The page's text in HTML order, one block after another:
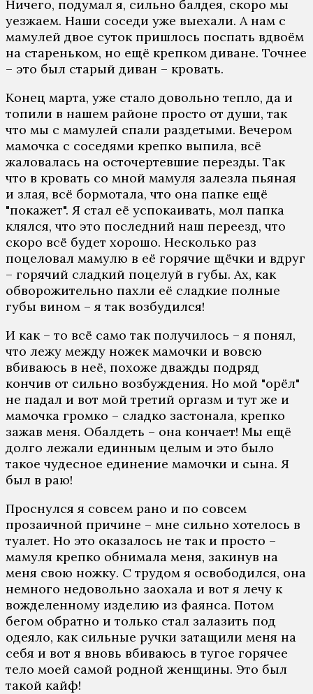
Ничего, подумал я, сильно балдея, скоро мы
уезжаем. Наши соседи уже выехали. А нам с
мамулей двое суток пришлось поспать вдвоём
на стареньком, но ещё крепком диване. Точнее
– это был старый диван – кровать.
Конец марта, уже стало довольно тепло, да и
топили в нашем районе просто от души, так
что мы с мамулей спали раздетыми. Вечером
мамочка с соседями крепко выпила, всё
жаловалась на осточертевшие перезды. Так
что в кровать со мной мамуля залезла пьяная
и злая, всё бормотала, что она папке ещё
"покажет". Я стал её успокаивать, мол папка
клялся, что это последний наш переезд, что
скоро всё будет хорошо. Несколько раз
поцеловал мамулю в её горячие щёчки и вдруг
– горячий сладкий поцелуй в губы. Ах, как
обворожительно пахли её сладкие полные
губы вином – я так возбудился!
И как – то всё само так получилось – я понял,
что лежу между ножек мамочки и вовсю
вбиваюсь в неё, похоже дважды подряд
кончив от сильно возбуждения. Но мой "орёл"
не падал и вот мой третий оргазм и тут же и
мамочка громко – сладко застонала, крепко
зажав меня. Обалдеть – она кончает! Мы ещё
долго лежали единным целым и это было
такое чудесное единение мамочки и сына. Я
был в раю!
Проснулся я совсем рано и по совсем
прозаичной причине – мне сильно хотелось в
туалет. Но это оказалось не так и просто –
мамуля крепко обнимала меня, закинув на
меня свою ножку. С трудом я освободился, она
немного недовольно заохала и вот я лечу к
вожделенному изделию из фаянса. Потом
бегом обратно и только стал залазить под
одеяло, как сильные ручки затащили меня на
себя и вот я вновь вбиваюсь в тугое горячее
тело моей самой родной женщины. Это был
такой кайф!